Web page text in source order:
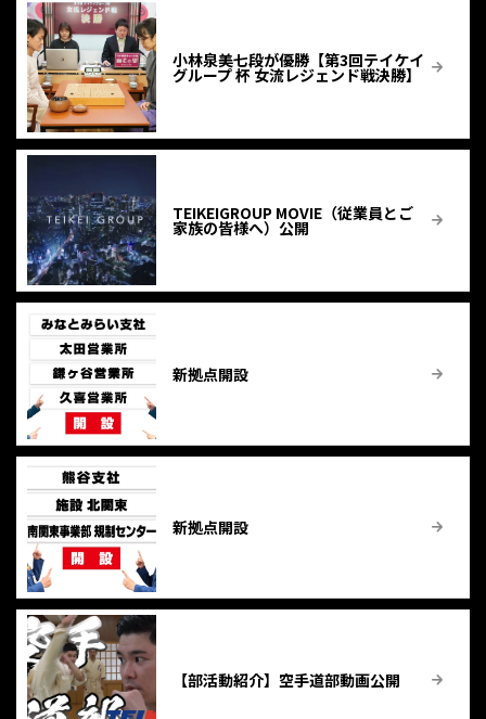
小林泉美七段が優勝【第3回テイケイ
グループ 杯 女流レジェンド戦決勝】
TEIKEIGROUP MOVIE（従業員とご
家族の皆様へ）公開
新拠点開設
新拠点開設
【部活動紹介】空手道部動画公開